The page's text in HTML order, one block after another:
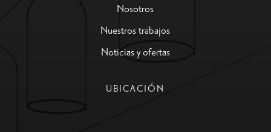
Nosotros
Nuestros trabajos
Noticias y ofertas
UBICACIÓN